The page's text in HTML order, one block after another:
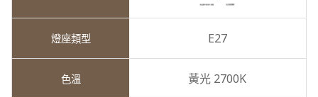
E27
黃光 2700K